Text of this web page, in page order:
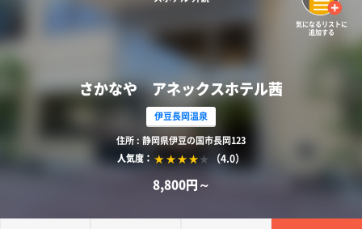
さかなや アネックスホテル茜
伊豆長岡温泉
住所 : 静岡県伊豆の国市長岡123
人気度：
（4.0）
8,800円～
気になるリストに
追加する